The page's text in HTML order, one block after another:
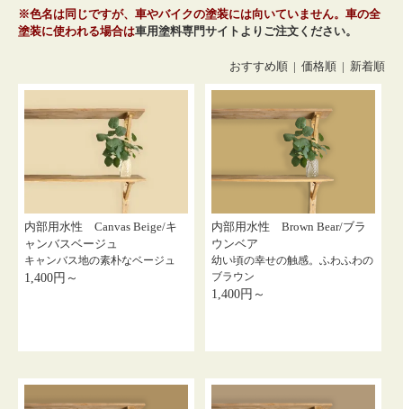
※色名は同じですが、車やバイクの塗装には向いていません。車の全
塗装に使われる場合は車用塗料専門サイトよりご注文ください。
おすすめ順 | 価格順 | 新着順
内部用水性 Canvas Beige/キ
ャンバスベージュ
キャンバス地の素朴なベージュ
1,400円～
内部用水性 Brown Bear/ブラ
ウンベア
幼い頃の幸せの触感。ふわふわの
ブラウン
1,400円～